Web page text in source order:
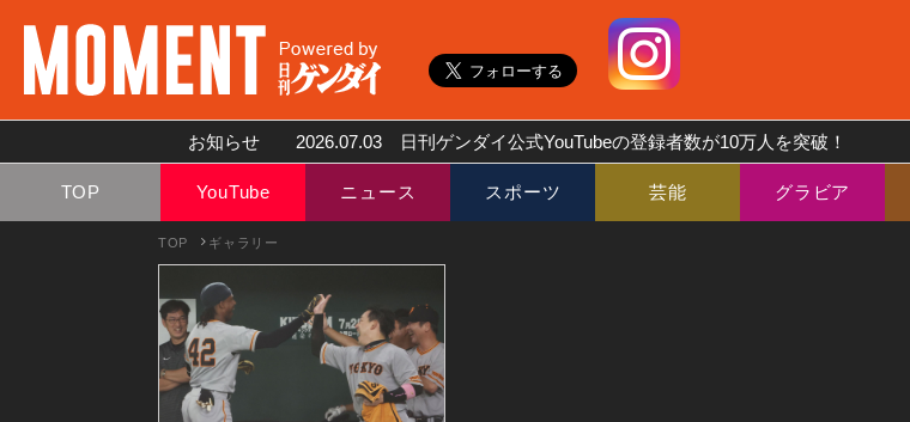
お知らせ 2026.07.03 日刊ゲンダイ公式YouTubeの登録者数が10万人を突破！
TOP YouTube ニュース スポーツ 芸能 グラビア
TOP ギャラリー